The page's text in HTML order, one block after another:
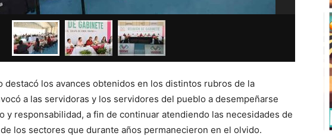
destacó los avances obtenidos en los distintos rubros de la
a las servidoras y los servidores del pueblo a desempeñarse
y responsabilidad, a fin de continuar atendiendo las necesidades de
los sectores que durante años permanecieron en el olvido.